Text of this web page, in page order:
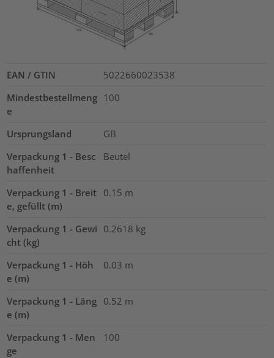
EAN / GTIN
5022660023538
Mindestbestellmeng
e
100
Ursprungsland
GB
Verpackung 1 - Besc
haffenheit
Beutel
Verpackung 1 - Breit
e, gefüllt (m)
0.15 m
Verpackung 1 - Gewi
cht (kg)
0.2618 kg
Verpackung 1 - Höh
e (m)
0.03 m
Verpackung 1 - Läng
e (m)
0.52 m
Verpackung 1 - Men
ge
100